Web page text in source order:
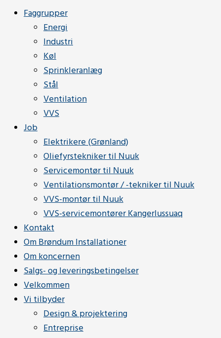
Faggrupper
Energi
Industri
Køl
Sprinkleranlæg
Stål
Ventilation
VVS
Job
Elektrikere (Grønland)
Oliefyrstekniker til Nuuk
Servicemontør til Nuuk
Ventilationsmontør / -tekniker til Nuuk
VVS-montør til Nuuk
VVS-servicemontører Kangerlussuaq
Kontakt
Om Brøndum Installationer
Om koncernen
Salgs- og leveringsbetingelser
Velkommen
Vi tilbyder
Design & projektering
Entreprise